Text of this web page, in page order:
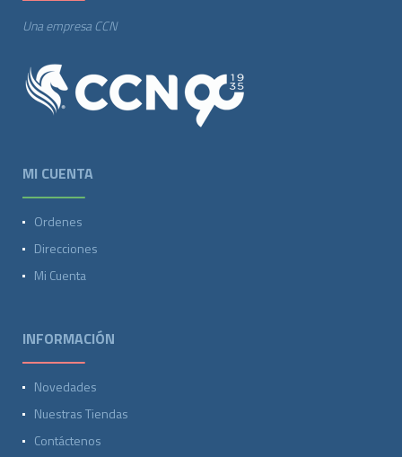
Una empresa CCN
MI CUENTA
Ordenes
Direcciones
Mi Cuenta
INFORMACIÓN
Novedades
Nuestras Tiendas
Contáctenos